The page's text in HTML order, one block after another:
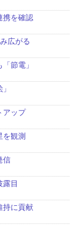
携を確認
広がる
節電」
アップ
観測
信
露目
持に貢献